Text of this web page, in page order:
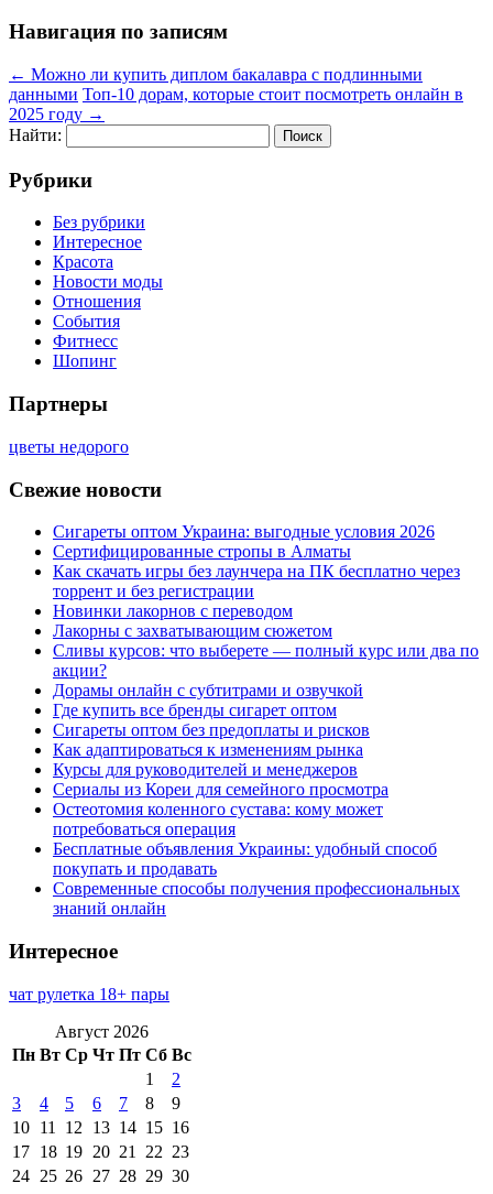
Навигация по записям
← Можно ли купить диплом бакалавра с подлинными
данными Топ-10 дорам, которые стоит посмотреть онлайн в
2025 году →
Найти:
Рубрики
Без рубрики
Интересное
Красота
Новости моды
Отношения
События
Фитнесс
Шопинг
Партнеры
цветы недорого
Свежие новости
Сигареты оптом Украина: выгодные условия 2026
Сертифицированные стропы в Алматы
Как скачать игры без лаунчера на ПК бесплатно через
торрент и без регистрации
Новинки лакорнов с переводом
Лакорны с захватывающим сюжетом
Сливы курсов: что выберете — полный курс или два по
акции?
Дорамы онлайн с субтитрами и озвучкой
Где купить все бренды сигарет оптом
Сигареты оптом без предоплаты и рисков
Как адаптироваться к изменениям рынка
Курсы для руководителей и менеджеров
Сериалы из Кореи для семейного просмотра
Остеотомия коленного сустава: кому может
потребоваться операция
Бесплатные объявления Украины: удобный способ
покупать и продавать
Современные способы получения профессиональных
знаний онлайн
Интересное
чат рулетка 18+ пары
Август 2026
Пн Вт Ср Чт Пт Сб Вс
1
2
3
4 5 6 7 8
9
10 11 12 13 14 15 16
17 18 19 20 21 22 23
24 25 26 27 28 29 30